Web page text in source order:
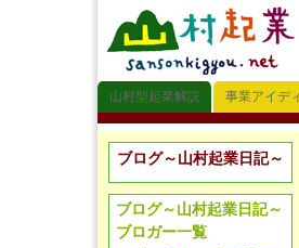
山村型起業解説 事業アイデ
ブログ～山村起業日記～
ブログ～山村起業日記～
ブロガー一覧